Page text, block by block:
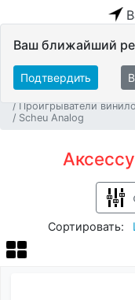
Ваш ближайший
Подтвердить
Проигрыватели
Scheu Analog
Сортировать: